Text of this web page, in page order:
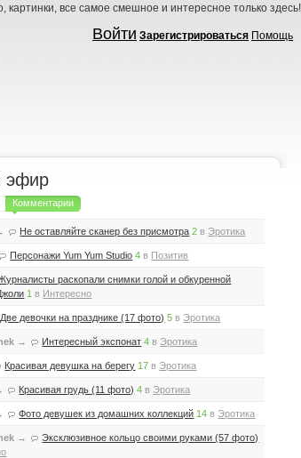
все самое смешное и интересное только здесь!
Войти Зарегистрироваться Помощь
эфир
Комментарии
Не оставляйте сканер без присмотра 2 в Эротика
Персонажи Yum Yum Studio 4 в Позитив
раскопали снимки голой и обкуренной
1 в Интересно
Две девочки на празднике (17 фото) 5 в Эротика
→ Интересный экспонат 4 в Эротика
Красивая девушка на берегу 17 в Эротика
Красивая грудь (11 фото) 4 в Эротика
Фото девушек из домашних коллекций 14 в Эротика
→
Эксклюзивное кольцо своими руками (57 фото)